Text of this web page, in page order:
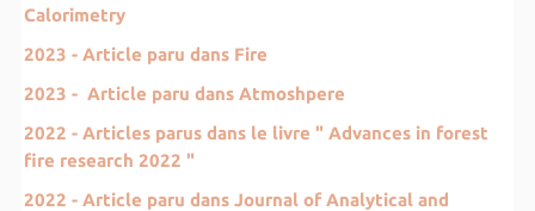
Calorimetry
2023 - Article paru dans Fire
2023 - Article paru dans Atmoshpere
2022 - Articles parus dans le livre " Advances in forest
fire research 2022 "
2022 - Article paru dans Journal of Analytical and